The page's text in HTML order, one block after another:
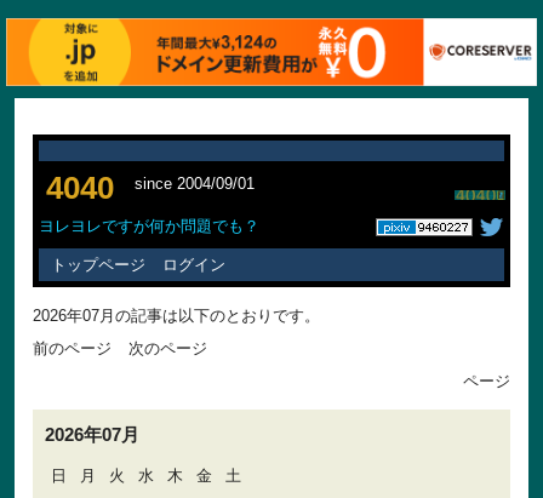
4040 since 2004/09/01
ヨレヨレですが何か問題でも？
トップページ ログイン
2026年07月の記事は以下のとおりです。
前のページ
次のページ
ページ
2026年07月
日 月 火 水 木 金
土